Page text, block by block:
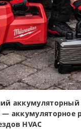
— аккумуляторное
HVAC